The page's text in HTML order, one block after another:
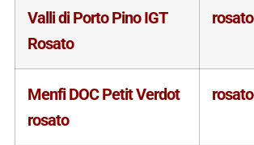
Valli di Porto Pino IGT
Rosato
rosato
Menfi DOC Petit Verdot
rosato
rosato